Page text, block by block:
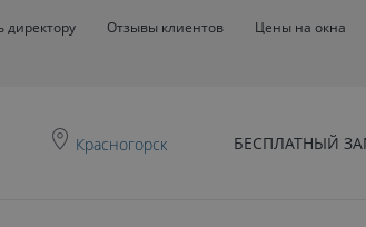
директору Отзывы клиентов
Цены на окна
Красногорск БЕСПЛАТНЫЙ